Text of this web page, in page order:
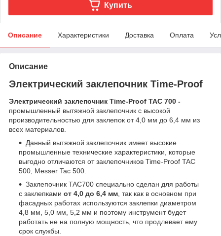
Купить
Описание Характеристики Доставка Оплата
Описание
Электрический заклепочник Time-Proof
Электрический заклепочник Time-Proof TAC 700 -
промышленный вытяжной заклепочник с высокой
производительностью для заклепок от 4,0 мм до 6,4 мм из
всех материалов.
Данный вытяжной заклепочник имеет высокие
промышленные технические характеристики, которые
выгодно отличаются от заклепочников Time-Proof TAC
500, Messer Tac 500.
Заклепочник TAC700 специально сделан для работы
с заклепками от 4,0 до 6,4 мм, так как в основном при
фасадных работах используются заклепки диаметром
4,8 мм, 5,0 мм, 5,2 мм и поэтому инструмент будет
работать не на полную мощность, что продлевает ему
срок службы.